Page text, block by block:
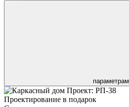
параметрам
Проектирование в подарок